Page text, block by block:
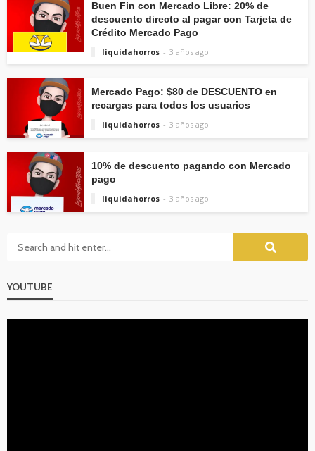
Buen Fin con Mercado Libre: 20% de
descuento directo al pagar con Tarjeta de
Crédito Mercado Pago
liquidahorros
3 años ago
Mercado Pago: $80 de DESCUENTO en
recargas para todos los usuarios
liquidahorros
3 años ago
10% de descuento pagando con Mercado
pago
liquidahorros
3 años ago
YOUTUBE